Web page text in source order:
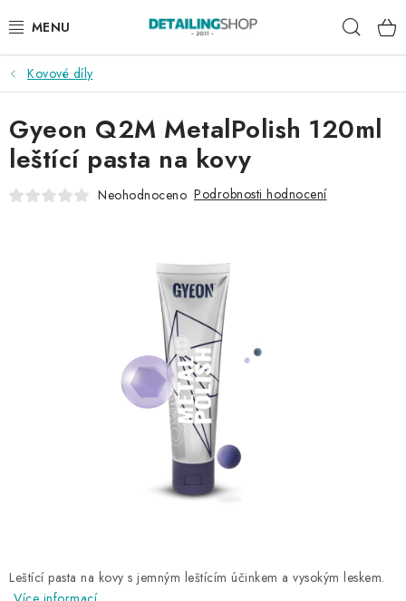
na
AKCE
NOVINKY
EXTERIÉR
DÁRKOVÉ SADY A POUKAZY
Kovové díly
Leštící pasta na kovy s jemným leštícím účinkem a vysokým leskem.
Gyeon Q2M MetalPolish 120ml
leštící pasta na kovy
Neohodnoceno Podrobnosti hodnocení